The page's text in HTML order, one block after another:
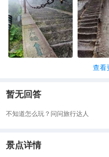
查看
暂无回答
不知道怎么玩？问问旅行达人
景点详情